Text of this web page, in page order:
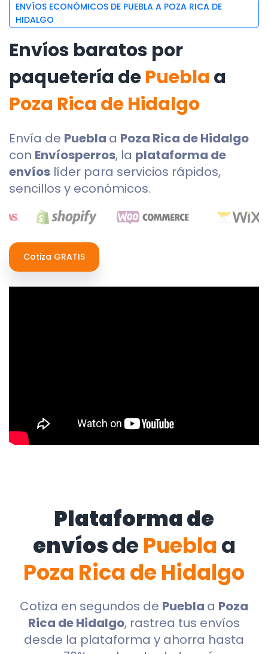
ENVÍOS ECONÓMICOS DE PUEBLA A POZA RICA DE
HIDALGO
Envíos baratos por
paquetería dePuebla a
Poza Rica de Hidalgo
Envía de Puebla a Poza Rica de Hidalgo
con Envíosperros, la plataforma de
envíos líder para servicios rápidos,
sencillos y económicos.
Cotiza GRATIS
Plataforma de
envíosde Puebla a
Poza Rica de Hidalgo
Cotiza en segundos de Puebla a Poza
Rica de Hidalgo, rastrea tus envíos
desde la plataforma y ahorra hasta